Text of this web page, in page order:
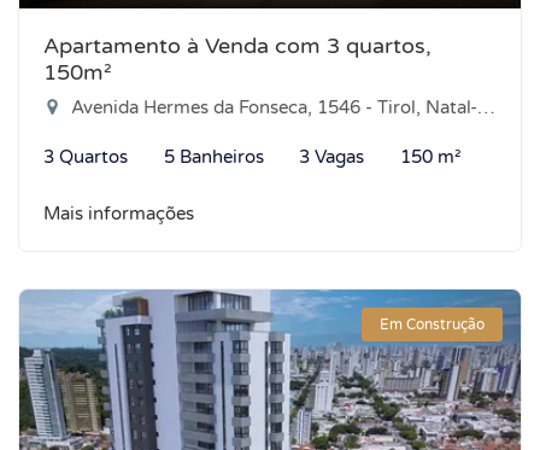
Apartamento à Venda com 3 quartos,
150m²
Avenida Hermes da Fonseca, 1546 - Tirol, Natal-RN
3 Quartos 5 Banheiros 3 Vagas 150 m²
Mais informações
Em Construção